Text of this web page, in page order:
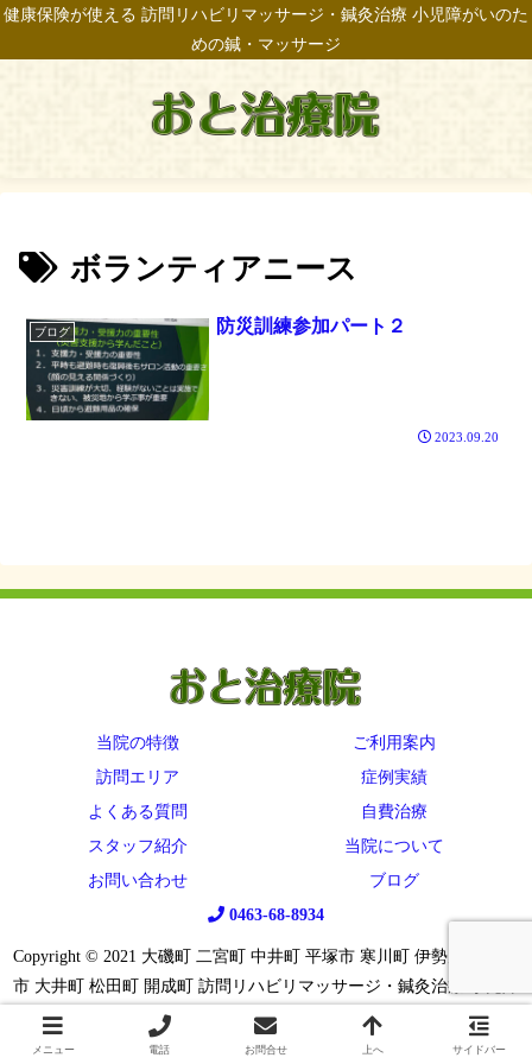
健康保険が使える 訪問リハビリマッサージ・鍼灸治療 小児障がいのた
めの鍼・マッサージ
ボランティアニース
ブログ 防災訓練参加パート２
2023.09.20
当院の特徴
ご利用案内
訪問エリア
症例実績
よくある質問
自費治療
スタッフ紹介
当院について
お問い合わせ
ブログ
0463-68-8934
Copyright © 2021 大磯町 二宮町 中井町 平塚市 寒川町 伊勢原市 秦野
市 大井町 松田町 開成町 訪問リハビリマッサージ・鍼灸治療 小児障
がいのための鍼 All Rights Reserved.
メニュー 電話 お問合せ 上へ サイドバー